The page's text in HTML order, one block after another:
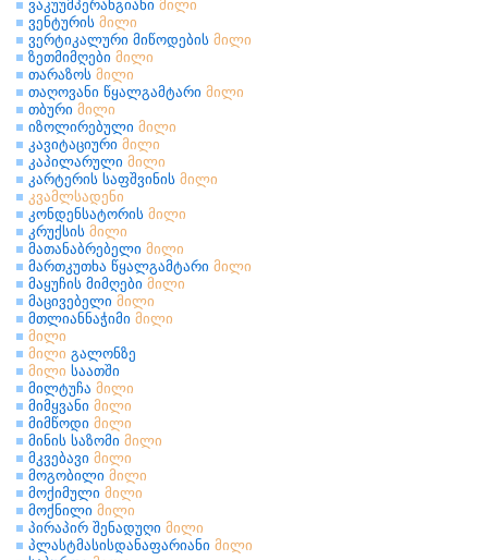
ვაკუუმპერანგიანი მილი
ვენტურის მილი
ვერტიკალური მიწოდების მილი
ზეთმიმღები მილი
თარაზოს მილი
თაღოვანი წყალგამტარი მილი
თბური მილი
იზოლირებული მილი
კავიტაციური მილი
კაპილარული მილი
კარტერის საფშვინის მილი
კვამლსადენი
კონდენსატორის მილი
კრუქსის მილი
მათანაბრებელი მილი
მართკუთხა წყალგამტარი მილი
მაყუჩის მიმღები მილი
მაცივებელი მილი
მთლიანნაჭიმი მილი
მილი
მილი გალონზე
მილი საათში
მილტუჩა მილი
მიმყვანი მილი
მიმწოდი მილი
მინის საზომი მილი
მკვებავი მილი
მოგობილი მილი
მოქიმული მილი
მოქნილი მილი
პირაპირ შენადუღი მილი
პლასტმასისდანაფარიანი მილი